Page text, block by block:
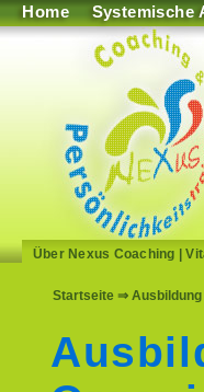
Home Systemische
Über Nexus Coaching |
Startseite ⇒